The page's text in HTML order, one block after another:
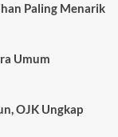
Paling Menarik
Umum
OJK Ungkap